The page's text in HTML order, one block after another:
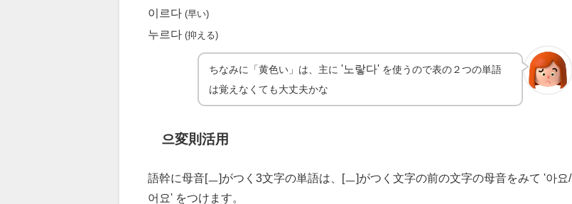
이르다 (早い)
누르다 (抑える)
ちなみに「黄色い」は、主に '노랗다' を使うので表の２つの単語
は覚えなくても大丈夫かな
으変則活用
語幹に母音[ㅡ]がつく3文字の単語は、[ㅡ]がつく文字の前の文字の母音をみて '아요/
어요' をつけます。